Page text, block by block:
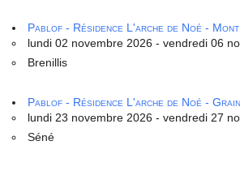
Pablof - Résidence L'arche de Noé -
lundi 02 novembre 2026 - vendredi 06
Brenillis
Pablof - Résidence L'arche de Noé -
lundi 23 novembre 2026 - vendredi 27
Séné